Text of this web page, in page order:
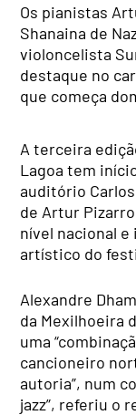
Os pianistas
Shanaina de
violoncelista
destaque no
que começa
A terceira
Lagoa tem
auditório
de Artur
nível nacional
artístico do
Alexandre
da Mexilhoeira
uma
cancioneiro
autoria”, num
jazz”, referiu o